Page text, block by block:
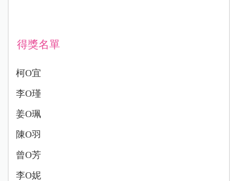
得獎名單
柯O宜
李O瑾
姜O珮
陳O羽
曾O芳
李O妮